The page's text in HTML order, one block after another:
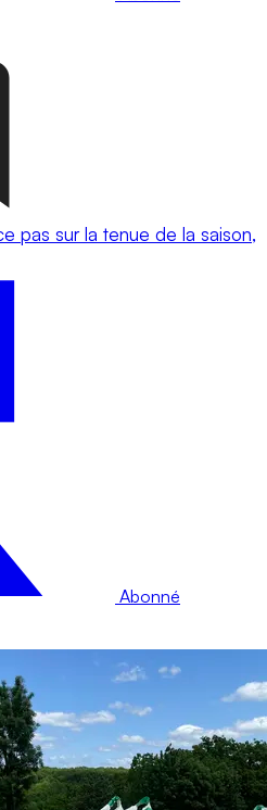
pas sur la tenue de la saison,
Abonné